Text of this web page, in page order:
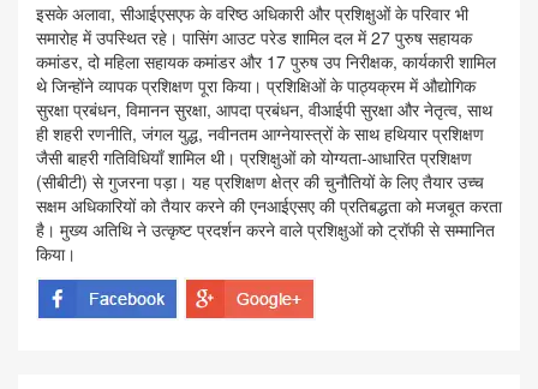
इसके अलावा, सीआईएसएफ के वरिष्ठ अधिकारी और प्रशिक्षुओं के परिवार भी
समारोह में उपस्थित रहे। पासिंग आउट परेड शामिल दल में 27 पुरुष सहायक
कमांडर, दो महिला सहायक कमांडर और 17 पुरुष उप निरीक्षक, कार्यकारी शामिल
थे जिन्होंने व्यापक प्रशिक्षण पूरा किया। प्रशिक्षिओं के पाठ्यक्रम में औद्योगिक
सुरक्षा प्रबंधन, विमानन सुरक्षा, आपदा प्रबंधन, वीआईपी सुरक्षा और नेतृत्व, साथ
ही शहरी रणनीति, जंगल युद्ध, नवीनतम आग्नेयास्त्रों के साथ हथियार प्रशिक्षण
जैसी बाहरी गतिविधियाँ शामिल थी। प्रशिक्षुओं को योग्यता-आधारित प्रशिक्षण
(सीबीटी) से गुजरना पड़ा। यह प्रशिक्षण क्षेत्र की चुनौतियों के लिए तैयार उच्च
सक्षम अधिकारियों को तैयार करने की एनआईएसए की प्रतिबद्धता को मजबूत करता
है। मुख्य अतिथि ने उत्कृष्ट प्रदर्शन करने वाले प्रशिक्षुओं को ट्रॉफी से सम्मानित
किया।